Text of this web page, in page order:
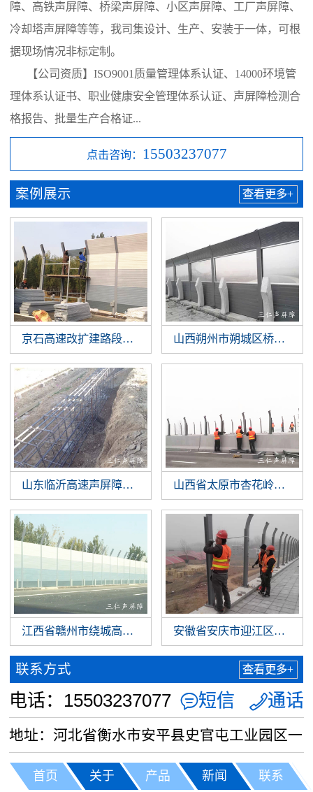
障、高铁声屏障、桥梁声屏障、小区声屏障、工厂声屏障、
冷却塔声屏障等等，我司集设计、生产、安装于一体，可根
据现场情况非标定制。
【公司资质】ISO9001质量管理体系认证、14000环境管
理体系认证书、职业健康安全管理体系认证、声屏障检测合
格报告、批量生产合格证...
点击咨询： 15503237077
案例展示 查看更多+
京石高速改扩建路段噪音治理 山西朔州市朔城区桥梁声屏
山东临沂高速声屏障正在施工 山西省太原市杏花岭区桥梁
江西省赣州市绕城高速声屏障工程安徽省安庆市迎江区桥梁声
联系方式 查看更多+
电话：15503237077 短信 通话
地址：河北省衡水市安平县史官屯工业园区一
路6号
首页 关于 产品 新闻 联系